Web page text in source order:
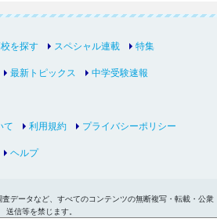
を探す スペシャル連載 特集
最新トピックス 中学受験速報
て 利用規約 プライバシーポリシー
ヘルプ
データなど、すべてのコンテンツの無断複写・転載・公衆
送信等を禁じます。